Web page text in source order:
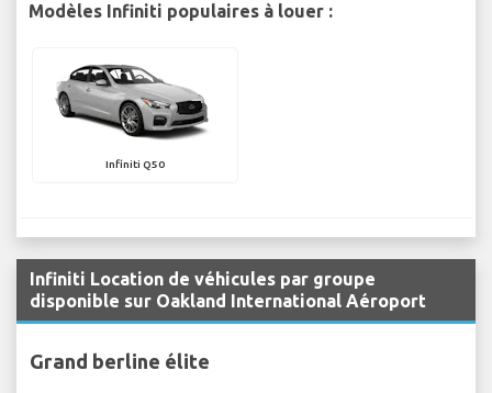
Modèles Infiniti populaires à louer :
Infiniti Q50
Infiniti Location de véhicules par groupe
disponible sur Oakland International Aéroport
Grand berline élite